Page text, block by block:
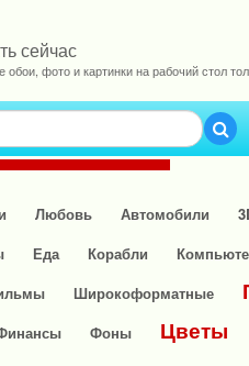
сейчас
фото и картинки на рабочий стол
Любовь Автомобили
Еда Корабли
Широкоформатные
Фоны Цветы